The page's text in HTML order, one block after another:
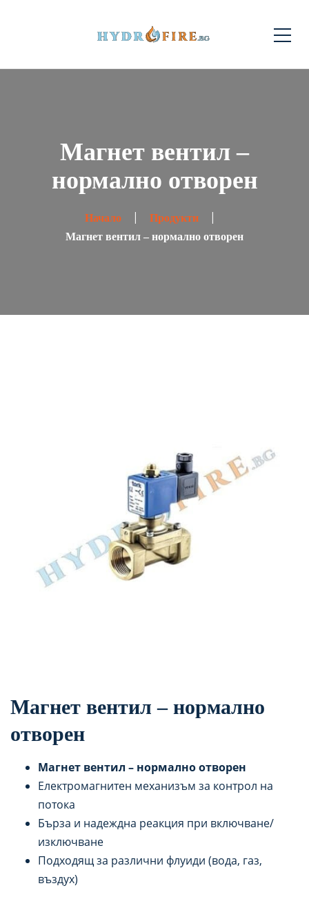
Магнет вентил –
нормално отворен
Начало
Продукти
Магнет вентил – нормално отворен
Магнет вентил – нормално
отворен
Магнет вентил – нормално отворен
Електромагнитен механизъм за контрол на
потока
Бърза и надеждна реакция при включване/
изключване
Подходящ за различни флуиди (вода, газ,
въздух)